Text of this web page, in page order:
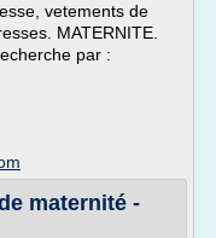
vetements de
MATERNITE.
par :
maternité -